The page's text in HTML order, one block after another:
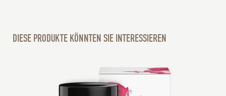
DIESE PRODUKTE KÖNNTEN SIE INTERESSIEREN